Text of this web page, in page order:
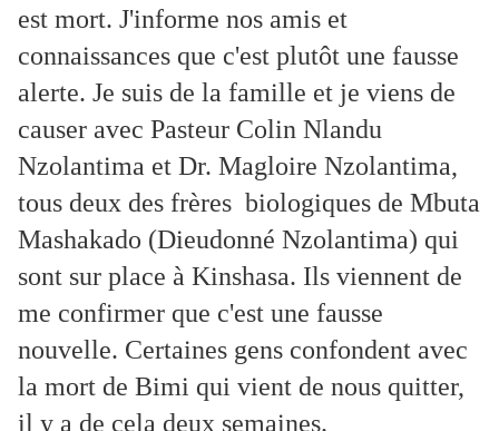
est mort. J'informe nos amis et
connaissances que c'est plutôt une fausse
alerte. Je suis de la famille et je viens de
causer avec Pasteur Colin Nlandu
Nzolantima et Dr. Magloire Nzolantima,
tous deux des frères biologiques de Mbuta
Mashakado (Dieudonné Nzolantima) qui
sont sur place à Kinshasa. Ils viennent de
me confirmer que c'est une fausse
nouvelle. Certaines gens confondent avec
la mort de Bimi qui vient de nous quitter,
il y a de cela deux semaines.